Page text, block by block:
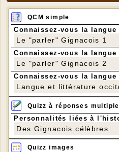
QCM simple
Connaissez-vous la
Le "parler" Gignacois 1
Connaissez-vous la
Le "parler" Gignacois 2
Connaissez-vous la
Langue et littérature
Quizz à réponses
Personnalités liées à
Des Gignacois célèbres
Quizz images